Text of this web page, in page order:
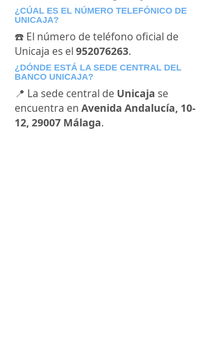
¿CÚAL ES EL NÚMERO TELEFÓNICO DE
UNICAJA?
☎️ El número de teléfono oficial de
Unicaja es el 952076263.
¿DÓNDE ESTÁ LA SEDE CENTRAL DEL
BANCO UNICAJA?
📍 La sede central de Unicaja se
encuentra en Avenida Andalucía, 10-
12, 29007 Málaga.